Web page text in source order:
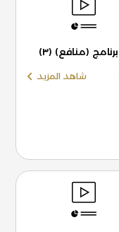
برنامج (منافع) (٣)
شاهد المزيد